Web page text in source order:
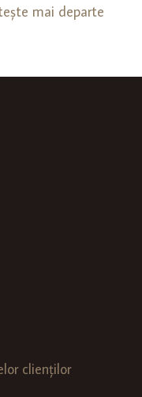
mai departe
clienților